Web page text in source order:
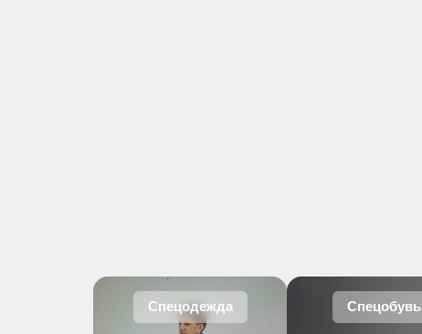
Спецодежда Спецобувь